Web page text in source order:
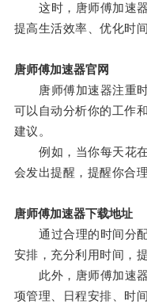
这时，唐师傅加速器
提高生活效率、优化时
唐师傅加速器官网
唐师傅加速器注重时
可以自动分析你的工作
建议。
例如，当你每天花在
会发出提醒，提醒你合
唐师傅加速器下载地址
通过合理的时间分配
安排，充分利用时间，
此外，唐师傅加速器
项管理、日程安排、时